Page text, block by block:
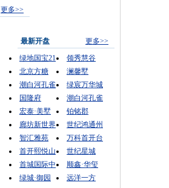
更多>>
最新开盘
更多>>
绿地国宝21
领秀慧谷
北京方糖
澜馨墅
潮白河孔雀
绿宸万华城
国隆府
潮白河孔雀
宏泰·美墅
铂铭郡
廊坊新世界
世纪鸿通州
智汇雅苑
万科首开台
首开熙悦山
世纪星城
首城国际中
顺鑫·华玺
绿城·御园
远洋一方